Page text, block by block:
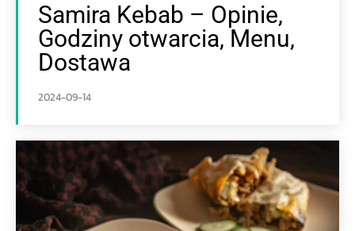
Samira Kebab – Opinie,
Godziny otwarcia, Menu,
Dostawa
2024-09-14